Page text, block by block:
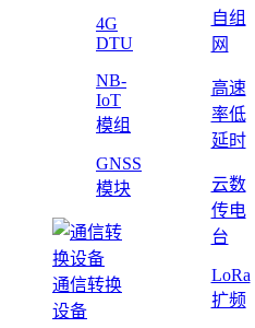
4G
DTU
NB-
IoT
模组
GNSS
模块
通信转换
设备
自组
网
高速
率低
延时
云数
传电
台
LoRa
扩频